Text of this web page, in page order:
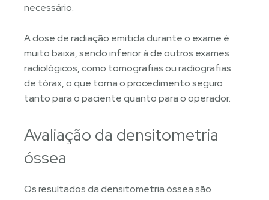
necessário.
A dose de radiação emitida durante o exame é
muito baixa, sendo inferior à de outros exames
radiológicos, como tomografias ou radiografias
de tórax, o que torna o procedimento seguro
tanto para o paciente quanto para o operador.
Avaliação da densitometria
óssea
Os resultados da densitometria óssea são